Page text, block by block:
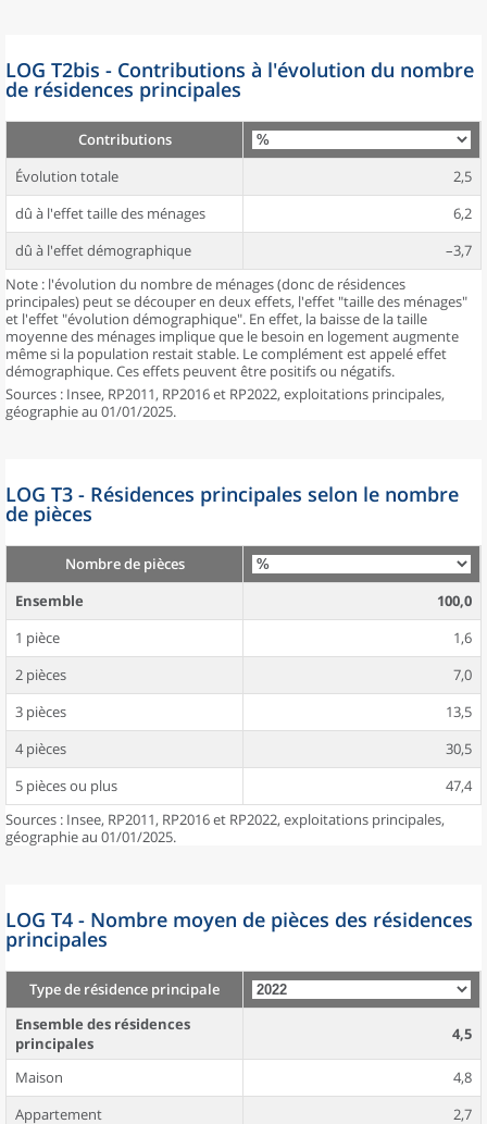
LOG T2bis - Contributions à l'évolution du nombre
de résidences principales
Contributions
Évolution totale
2,5
dû à l'effet taille des ménages
6,2
dû à l'effet démographique
–3,7
Note : l'évolution du nombre de ménages (donc de résidences
principales) peut se découper en deux effets, l'effet "taille des ménages"
et l'effet "évolution démographique". En effet, la baisse de la taille
moyenne des ménages implique que le besoin en logement augmente
même si la population restait stable. Le complément est appelé effet
démographique. Ces effets peuvent être positifs ou négatifs.
Sources : Insee, RP2011, RP2016 et RP2022, exploitations principales,
géographie au 01/01/2025.
LOG T3 - Résidences principales selon le nombre
de pièces
Nombre de pièces
Ensemble
100,0
1 pièce
1,6
2 pièces
7,0
3 pièces
13,5
4 pièces
30,5
5 pièces ou plus
47,4
Sources : Insee, RP2011, RP2016 et RP2022, exploitations principales,
géographie au 01/01/2025.
LOG T4 - Nombre moyen de pièces des résidences
principales
Type de résidence principale
Ensemble des résidences
principales
4,5
Maison
4,8
Appartement
2,7